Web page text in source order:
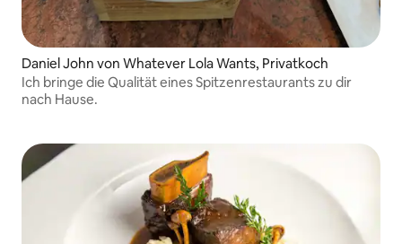
Daniel John von Whatever Lola Wants, Privatkoch
Ich bringe die Qualität eines Spitzenrestaurants zu dir
nach Hause.